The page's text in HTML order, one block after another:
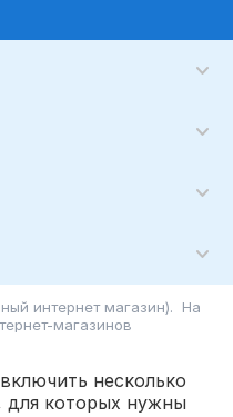
интернет магазин). На
магазинов
несколько
для которых нужны